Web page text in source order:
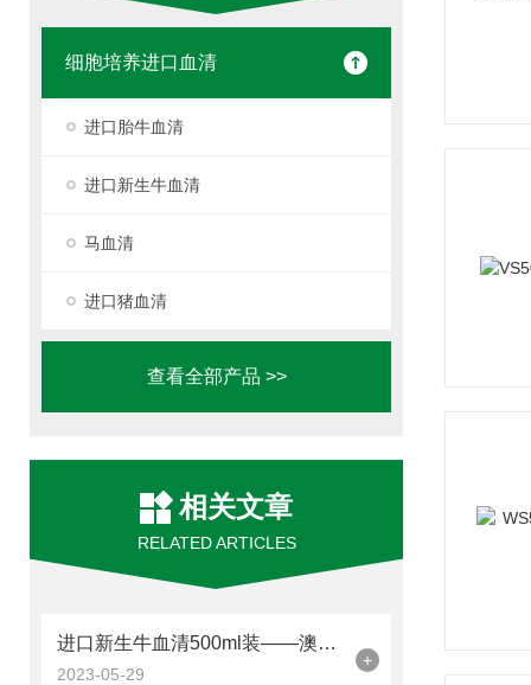
细胞培养进口血清
进口胎牛血清
进口新生牛血清
马血清
进口猪血清
查看全部产品 >>
相关文章
RELATED ARTICLES
进口新生牛血清500ml装——澳洲进口胎牛血清有何特点
2023-05-29
+